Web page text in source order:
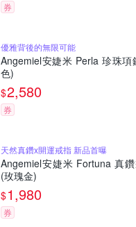
券
優雅背後的無限可能
Angemiel安婕米 Perla 珍珠
色)
$2,580
券
天然真鑽x開運戒指 新品首曝
Angemiel安婕米 Fortuna 真
(玫瑰金)
$1,980
券